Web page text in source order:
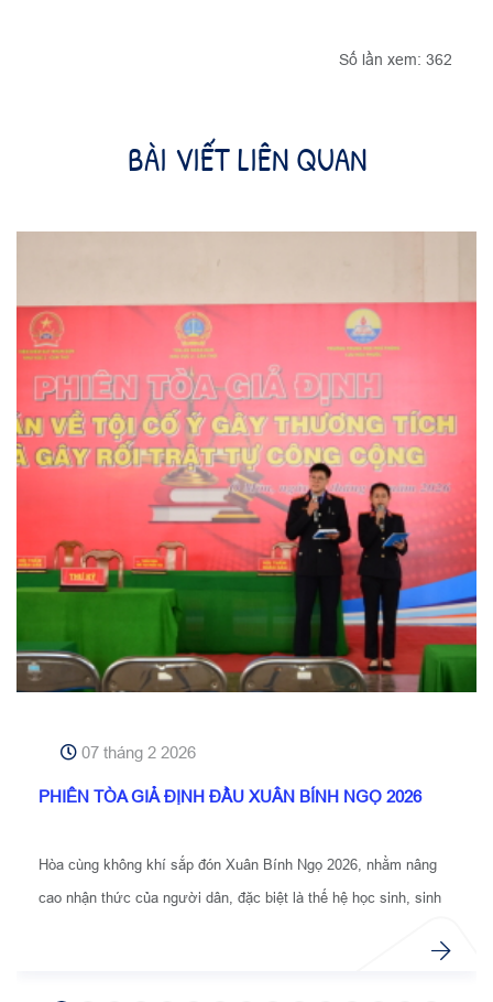
Số lần xem: 362
BÀI VIẾT LIÊN QUAN
07 tháng 2 2026
PHIÊN TÒA GIẢ ĐỊNH ĐẦU XUÂN BÍNH NGỌ 2026
Hòa cùng không khí sắp đón Xuân Bính Ngọ 2026, nhằm nâng
cao nhận thức của người dân, đặc biệt là thế hệ học sinh, sinh
định về vụ án Cố ý gây thương tích và Gây rối trật tự công